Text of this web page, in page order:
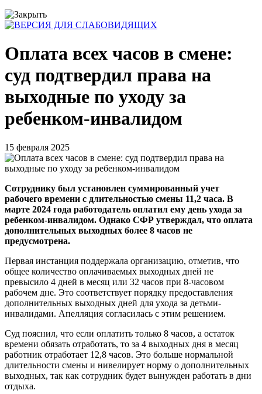
Оплата всех часов в смене:
суд подтвердил права на
выходные по уходу за
ребенком-инвалидом
15 февраля 2025
Сотруднику был установлен суммированный учет
рабочего времени с длительностью смены 11,2 часа. В
марте 2024 года работодатель оплатил ему день ухода за
ребенком-инвалидом. Однако СФР утверждал, что оплата
дополнительных выходных более 8 часов не
предусмотрена.
Первая инстанция поддержала организацию, отметив, что
общее количество оплачиваемых выходных дней не
превысило 4 дней в месяц или 32 часов при 8-часовом
рабочем дне. Это соответствует порядку предоставления
дополнительных выходных дней для ухода за детьми-
инвалидами. Апелляция согласилась с этим решением.
Суд пояснил, что если оплатить только 8 часов, а остаток
времени обязать отработать, то за 4 выходных дня в месяц
работник отработает 12,8 часов. Это больше нормальной
длительности смены и нивелирует норму о дополнительных
выходных, так как сотрудник будет вынужден работать в дни
отдыха.